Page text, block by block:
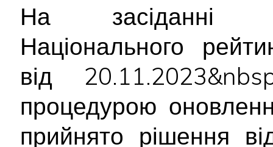
На засіданні
Національного
від
процедурою
прийнято рішення